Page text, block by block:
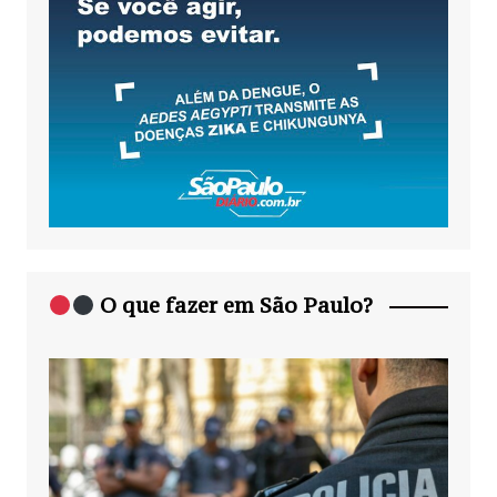
O que fazer em São Paulo?